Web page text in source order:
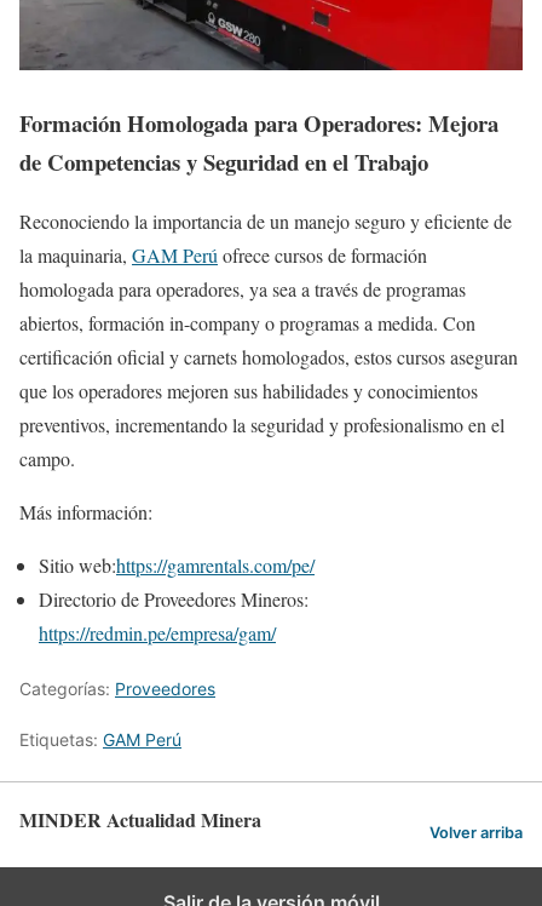
Formación Homologada para Operadores: Mejora
de Competencias y Seguridad en el Trabajo
Reconociendo la importancia de un manejo seguro y eficiente de
la maquinaria, GAM Perú ofrece cursos de formación
homologada para operadores, ya sea a través de programas
abiertos, formación in-company o programas a medida. Con
certificación oficial y carnets homologados, estos cursos aseguran
que los operadores mejoren sus habilidades y conocimientos
preventivos, incrementando la seguridad y profesionalismo en el
campo.
Más información:
Sitio web:https://gamrentals.com/pe/
Directorio de Proveedores Mineros:
https://redmin.pe/empresa/gam/
Categorías: Proveedores
Etiquetas: GAM Perú
MINDER Actualidad Minera Volver arriba